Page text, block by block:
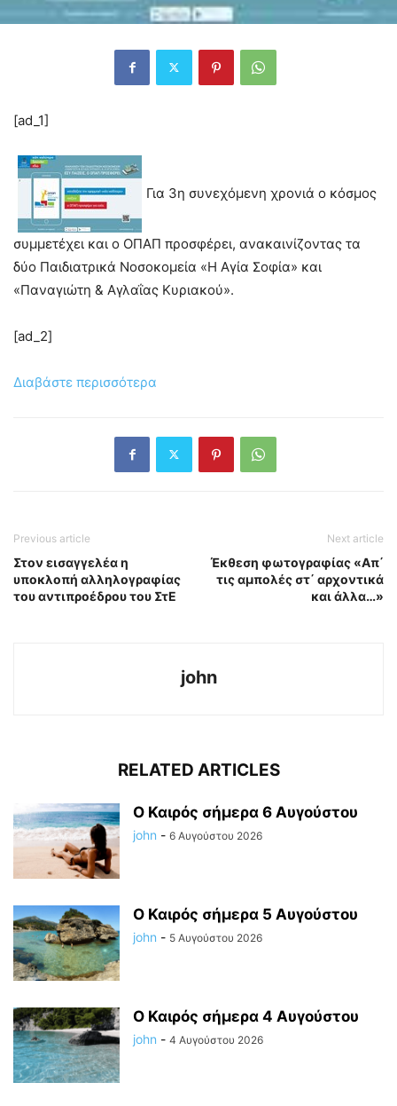
[ad_1]
Για 3η συνεχόμενη χρονιά ο κόσμος
συμμετέχει και ο ΟΠΑΠ προσφέρει, ανακαινίζοντας τα
δύο Παιδιατρικά Νοσοκομεία «Η Αγία Σοφία» και
«Παναγιώτη & Αγλαΐας Κυριακού».
[ad_2]
Διαβάστε περισσότερα
Previous article
Στον εισαγγελέα η
υποκλοπή αλληλογραφίας
του αντιπροέδρου του ΣτΕ
Next article
Έκθεση φωτογραφίας «Απ΄
τις αμπολές στ΄ αρχοντικά
και άλλα…»
john
RELATED ARTICLES
Ο Καιρός σήμερα 6 Αυγούστου
john - 6 Αυγούστου 2026
Ο Καιρός σήμερα 5 Αυγούστου
john - 5 Αυγούστου 2026
Ο Καιρός σήμερα 4 Αυγούστου
john - 4 Αυγούστου 2026